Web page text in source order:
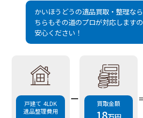
かいほうどうの遺品買取・整理な
ちらもその道のプロが対応します
安心ください！
戸建て 4LDK
遺品整理費用
ー 買取金額
18